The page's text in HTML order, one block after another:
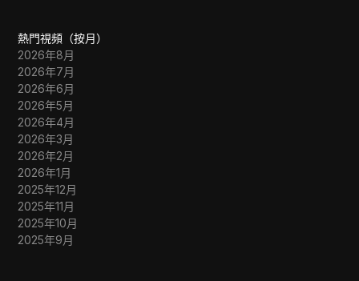
熱門視頻（按月）
2026年8月
2026年7月
2026年6月
2026年5月
2026年4月
2026年3月
2026年2月
2026年1月
2025年12月
2025年11月
2025年10月
2025年9月